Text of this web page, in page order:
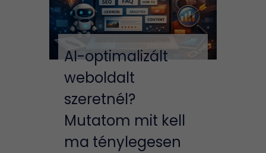
AI-optimalizált
weboldalt
szeretnél?
Mutatom mit kell
ma ténylegesen